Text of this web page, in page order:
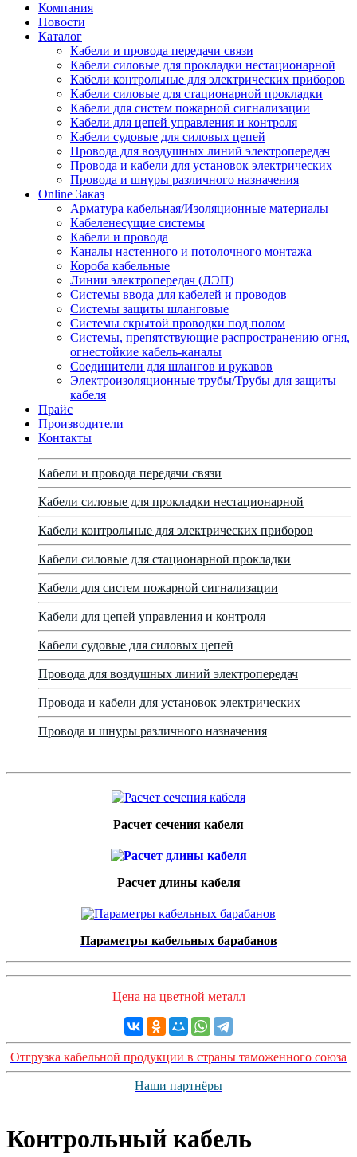
Компания
Новости
Каталог
Кабели и провода передачи связи
Кабели силовые для прокладки нестационарной
Кабели контрольные для электрических приборов
Кабели силовые для стационарной прокладки
Кабели для систем пожарной сигнализации
Кабели для цепей управления и контроля
Кабели судовые для силовых цепей
Провода для воздушных линий электропередач
Провода и кабели для установок электрических
Провода и шнуры различного назначения
Online Заказ
Арматура кабельная/Изоляционные материалы
Кабеленесущие системы
Кабели и провода
Каналы настенного и потолочного монтажа
Короба кабельные
Линии электропередач (ЛЭП)
Системы ввода для кабелей и проводов
Системы защиты шланговые
Системы скрытой проводки под полом
Системы, препятствующие распространению огня,
огнестойкие кабель-каналы
Соединители для шлангов и рукавов
Электроизоляционные трубы/Трубы для защиты
кабеля
Прайс
Производители
Контакты
Кабели и провода передачи связи
Кабели силовые для прокладки нестационарной
Кабели контрольные для электрических приборов
Кабели силовые для стационарной прокладки
Кабели для систем пожарной сигнализации
Кабели для цепей управления и контроля
Кабели судовые для силовых цепей
Провода для воздушных линий электропередач
Провода и кабели для установок электрических
Провода и шнуры различного назначения
Расчет сечения кабеля
Расчет длины кабеля
Параметры кабельных барабанов
Цена на цветной металл
Отгрузка кабельной продукции в страны таможенного союза
Наши партнёры
Контрольный кабель